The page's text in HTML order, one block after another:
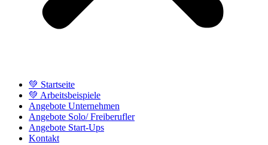
💚 Startseite
💚 Arbeitsbeispiele
Angebote Unternehmen
Angebote Solo/ Freiberufler
Angebote Start-Ups
Kontakt